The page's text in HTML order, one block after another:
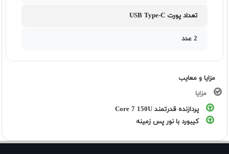
تعداد پورت USB Type-C
2 عدد
مزایا و معایب
مزایا
پردازنده قدرتمند Core 7 150U
کیبورد با نور پس زمینه